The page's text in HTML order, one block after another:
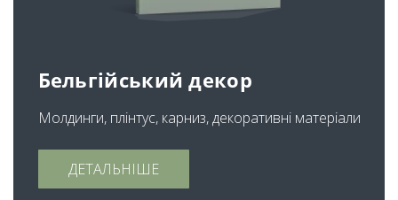
Бельгійський декор
Молдинги, плінтус, карниз, декоративні матеріали
ДЕТАЛЬНІШЕ